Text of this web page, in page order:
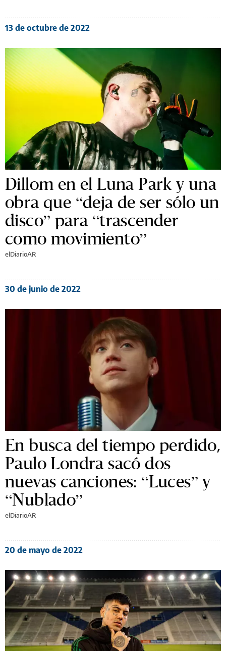
13 de octubre de 2022
Dillom en el Luna Park y una
obra que “deja de ser sólo un
disco” para “trascender
como movimiento”
elDiarioAR
30 de junio de 2022
En busca del tiempo perdido,
Paulo Londra sacó dos
nuevas canciones: “Luces” y
“Nublado”
elDiarioAR
20 de mayo de 2022